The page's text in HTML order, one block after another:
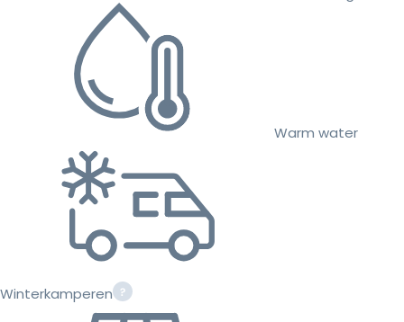
Warm water
Winterkamperen